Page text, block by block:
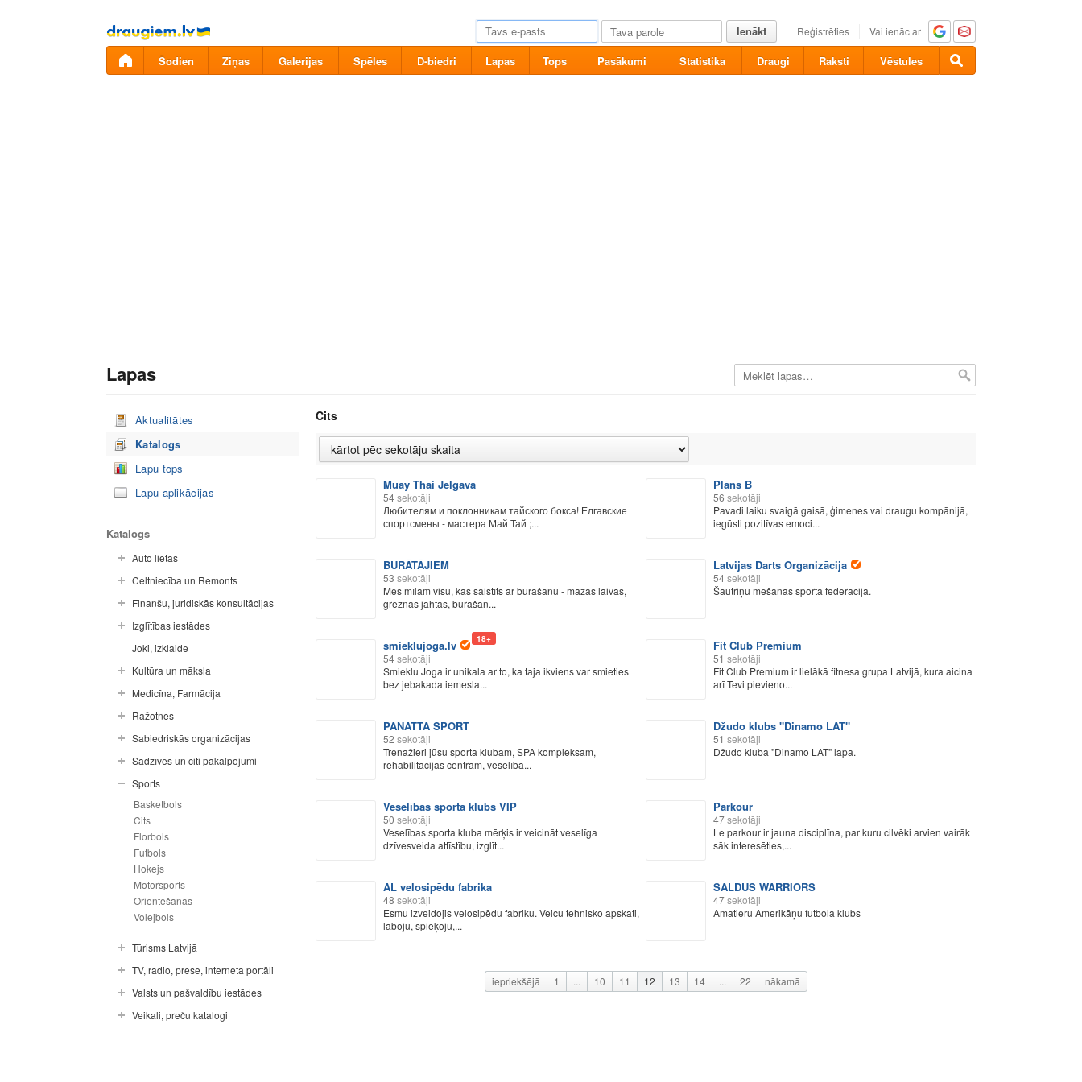
Pāriet
uz
saturu
Ienākt Reģistrēties Vai ienāc ar
Šodien Ziņas Galerijas Spēles D-biedri Lapas Tops Pasākumi Statistika Draugi Raksti Vēstules
Lapas
Aktualitātes
Katalogs
Lapu tops
Lapu aplikācijas
Katalogs
Auto lietas
Celtniecība un Remonts
Finanšu, juridiskās konsultācijas
Izglītības iestādes
Joki, izklaide
Kultūra un māksla
Medicīna, Farmācija
Ražotnes
Sabiedriskās organizācijas
Sadzīves un citi pakalpojumi
Sports
Basketbols
Cits
Florbols
Futbols
Hokejs
Motorsports
Orientēšanās
Volejbols
Tūrisms Latvijā
TV, radio, prese, interneta portāli
Valsts un pašvaldību iestādes
Veikali, preču katalogi
Cits
Muay Thai Jelgava
54sekotāji
Любителям и поклонникам тайского бокса! Елгавские
спортсмены - мастера Май Тай ;...
Plāns B
56 sekotāji
Pavadi laiku svaigā gaisā, ģimenes vai draugu kompānijā,
iegūsti pozitīvas emoci...
BURĀTĀJIEM
53 sekotāji
Mēs mīlam visu, kas saistīts ar burāšanu - mazas laivas,
greznas jahtas, burāšan...
Latvijas Darts Organizācija
54sekotāji
Šautriņu mešanas sporta federācija.
smieklujoga.lv 18+
54sekotāji
Smieklu Joga ir unikala ar to, ka taja ikviens var smieties
bez jebakada iemesla...
Fit Club Premium
51 sekotāji
Fit Club Premium ir lielākā fitnesa grupa Latvijā, kura aicina
arī Tevi pievieno...
PANATTA SPORT
52 sekotāji
Trenažieri jūsu sporta klubam, SPA kompleksam,
rehabilitācijas centram, veselība...
Džudo klubs "Dinamo LAT"
51 sekotāji
Džudo kluba "Dinamo LAT" lapa.
Veselības sporta klubs VIP
50 sekotāji
Veselības sporta kluba mērķis ir veicināt veselīga
dzīvesveida attīstību, izglīt...
Parkour
47sekotāji
Le parkour ir jauna disciplīna, par kuru cilvēki arvien vairāk
sāk interesēties,...
AL velosipēdu fabrika
48 sekotāji
Esmu izveidojis velosipēdu fabriku. Veicu tehnisko apskati,
laboju, spieķoju,...
SALDUS WARRIORS
47sekotāji
Amatieru Amerikāņu futbola klubs
iepriekšējā 1 ... 10 11 12 13 14 ... 22 nākamā